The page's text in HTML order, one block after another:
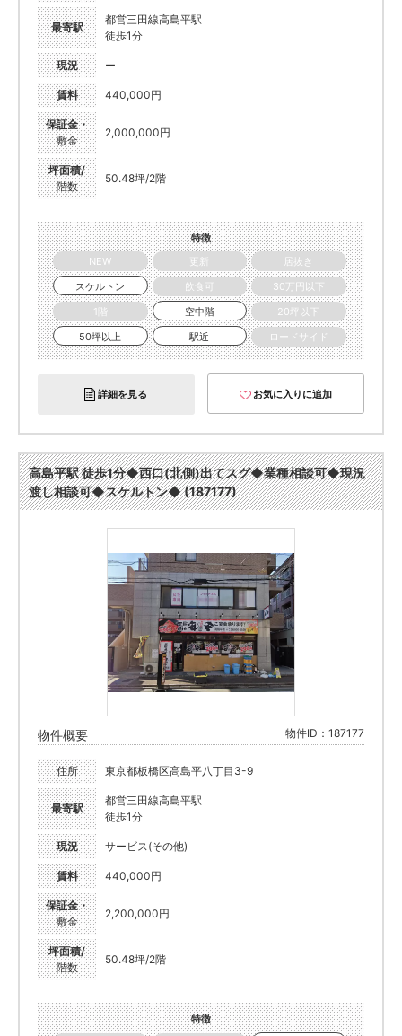
最寄駅
都営三田線高島平駅
徒歩1分
現況 ー
賃料 440,000円
保証金・
敷金
2,000,000円
坪面積/
階数
50.48坪/2階
特徴
NEW
更新
居抜き
スケルトン
飲食可
30万円以下
1階
空中階
20坪以下
50坪以上
駅近 ロードサイド
詳細を見る お気に入りに追加
高島平駅 徒歩1分◆西口(北側)出てスグ◆業種相談可◆現況
渡し相談可◆スケルトン◆ (187177)
物件概要 物件ID：187177
住所 東京都板橋区高島平八丁目3-9
最寄駅
都営三田線高島平駅
徒歩1分
現況 サービス(その他)
賃料 440,000円
保証金・
敷金
2,200,000円
坪面積/
階数
50.48坪/2階
特徴